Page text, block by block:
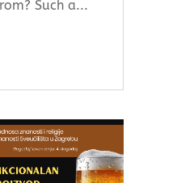
Such a...